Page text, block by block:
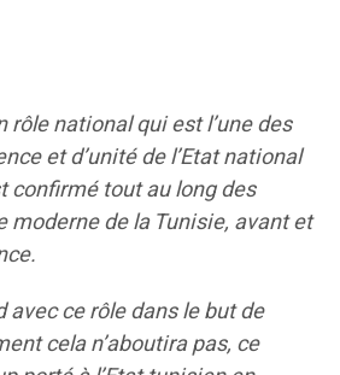
rôle national qui est l’une des
et d’unité de l’Etat national
confirmé tout au long des
moderne de la Tunisie, avant et
avec ce rôle dans le but de
cela n’aboutira pas, ce